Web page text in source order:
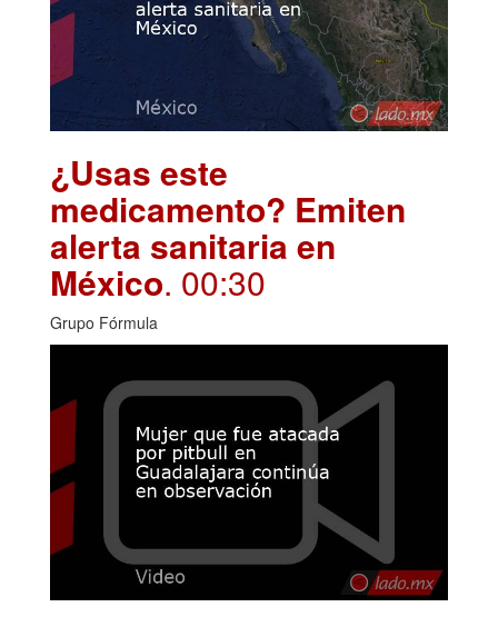
¿Usas este
medicamento? Emiten
alerta sanitaria en
México. 00:30
Grupo Fórmula